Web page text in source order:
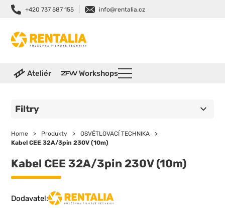
+420 737 587 155 info@rentalia.cz
Ateliér Workshops
Filtry
Home > Produkty > OSVĚTLOVACÍ TECHNIKA
>
Kabel CEE 32A/3pin 230V (10m)
Kabel CEE 32A/3pin 230V (10m)
Dodavatel: